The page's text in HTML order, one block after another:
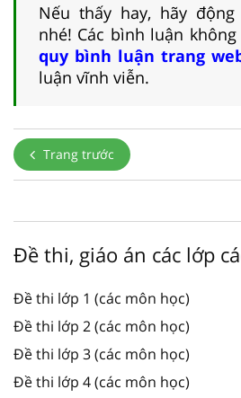
Nếu thấy hay, hãy
nhé! Các bình luận
quy bình luận trang
luận vĩnh viễn.
Trang trước
Đề thi, giáo án các lớp
Đề thi lớp 1 (các môn học)
Đề thi lớp 2 (các môn học)
Đề thi lớp 3 (các môn học)
Đề thi lớp 4 (các môn học)